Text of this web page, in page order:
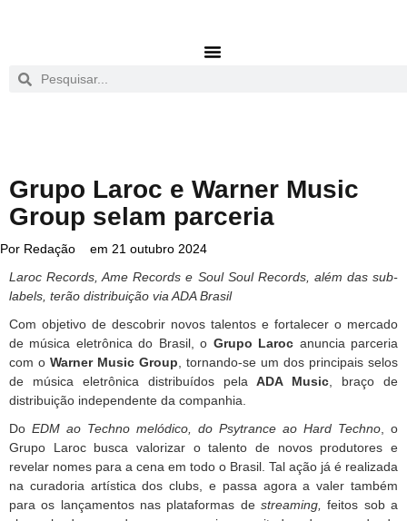
Grupo Laroc e Warner Music
Group selam parceria
Por Redação em 21 outubro 2024
Laroc Records, Ame Records e Soul Soul Records, além das sub-
labels, terão distribuição via ADA Brasil
Com objetivo de descobrir novos talentos e fortalecer o mercado
de música eletrônica do Brasil, o Grupo Laroc anuncia parceria
com o Warner Music Group , tornando-se um dos principais selos
de música eletrônica distribuídos pela ADA Music , braço de
distribuição independente da companhia.
Do EDM ao Techno melódico, do Psytrance ao Hard Techno , o
Grupo Laroc busca valorizar o talento de novos produtores e
revelar nomes para a cena em todo o Brasil. Tal ação já é realizada
na curadoria artística dos clubs, e passa agora a valer também
para os lançamentos nas plataformas de streaming,
feitos sob a